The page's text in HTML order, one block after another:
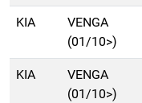
KIA
VENGA
(01/10>)
KIA
VENGA
(01/10>)